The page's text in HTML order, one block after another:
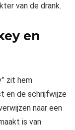
van de drank.
en
zit hem
en de schrijfwijze
naar een
is van